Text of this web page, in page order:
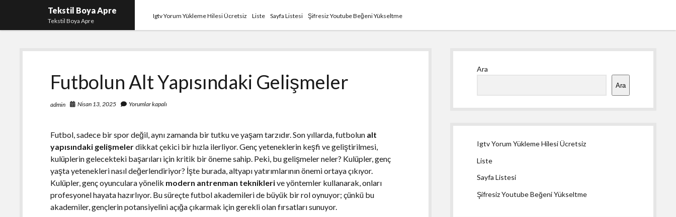
Tekstil Boya Apre
Tekstil Boya Apre
Igtv Yorum Yükleme Hilesi Ücretsiz Liste Sayfa Listesi Şifresiz Youtube Beğeni Yükseltme
Futbolun Alt Yapısındaki Gelişmeler
admin Nisan 13, 2025 Yorumlar kapalı
Futbol, sadece bir spor değil, aynı zamanda bir tutku ve yaşam tarzıdır. Son yıllarda, futbolun alt
yapısındaki gelişmelerdikkat çekici bir hızla ilerliyor. Genç yeteneklerin keşfi ve geliştirilmesi,
kulüplerin gelecekteki başarıları için kritik bir öneme sahip. Peki, bu gelişmeler neler? Kulüpler, genç
yaşta yetenekleri nasıl değerlendiriyor? İşte burada, altyapı yatırımlarının önemi ortaya çıkıyor.
Kulüpler, genç oyunculara yönelik modern antrenman tekniklerive yöntemler kullanarak, onları
profesyonel hayata hazırlıyor. Bu süreçte futbol akademileri de büyük bir rol oynuyor; çünkü bu
akademiler, gençlerin potansiyelini açığa çıkarmak için gerekli olan fırsatları sunuyor.
Ara
Ara
Igtv Yorum Yükleme Hilesi Ücretsiz
Liste
Sayfa Listesi
Şifresiz Youtube Beğeni Yükseltme